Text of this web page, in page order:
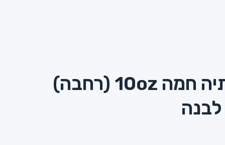
כוס נייר לשתיה חמה 10oz (רחבה)